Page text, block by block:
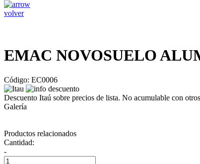
volver
EMAC NOVOSUELO
Código: EC0006
Descuento Itaú sobre precios de lista. No acumulable con
Galería
Productos relacionados
Cantidad:
-